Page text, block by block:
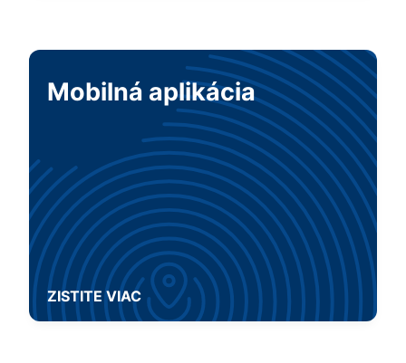
Mobilná aplikácia
ZISTITE VIAC